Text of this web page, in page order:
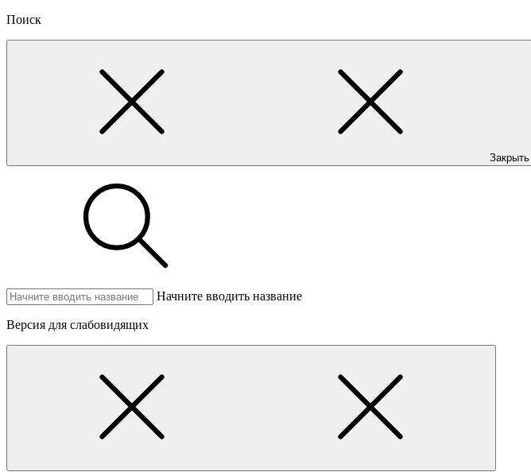
Поиск
Закрыть
Начните вводить название
Версия для слабовидящих